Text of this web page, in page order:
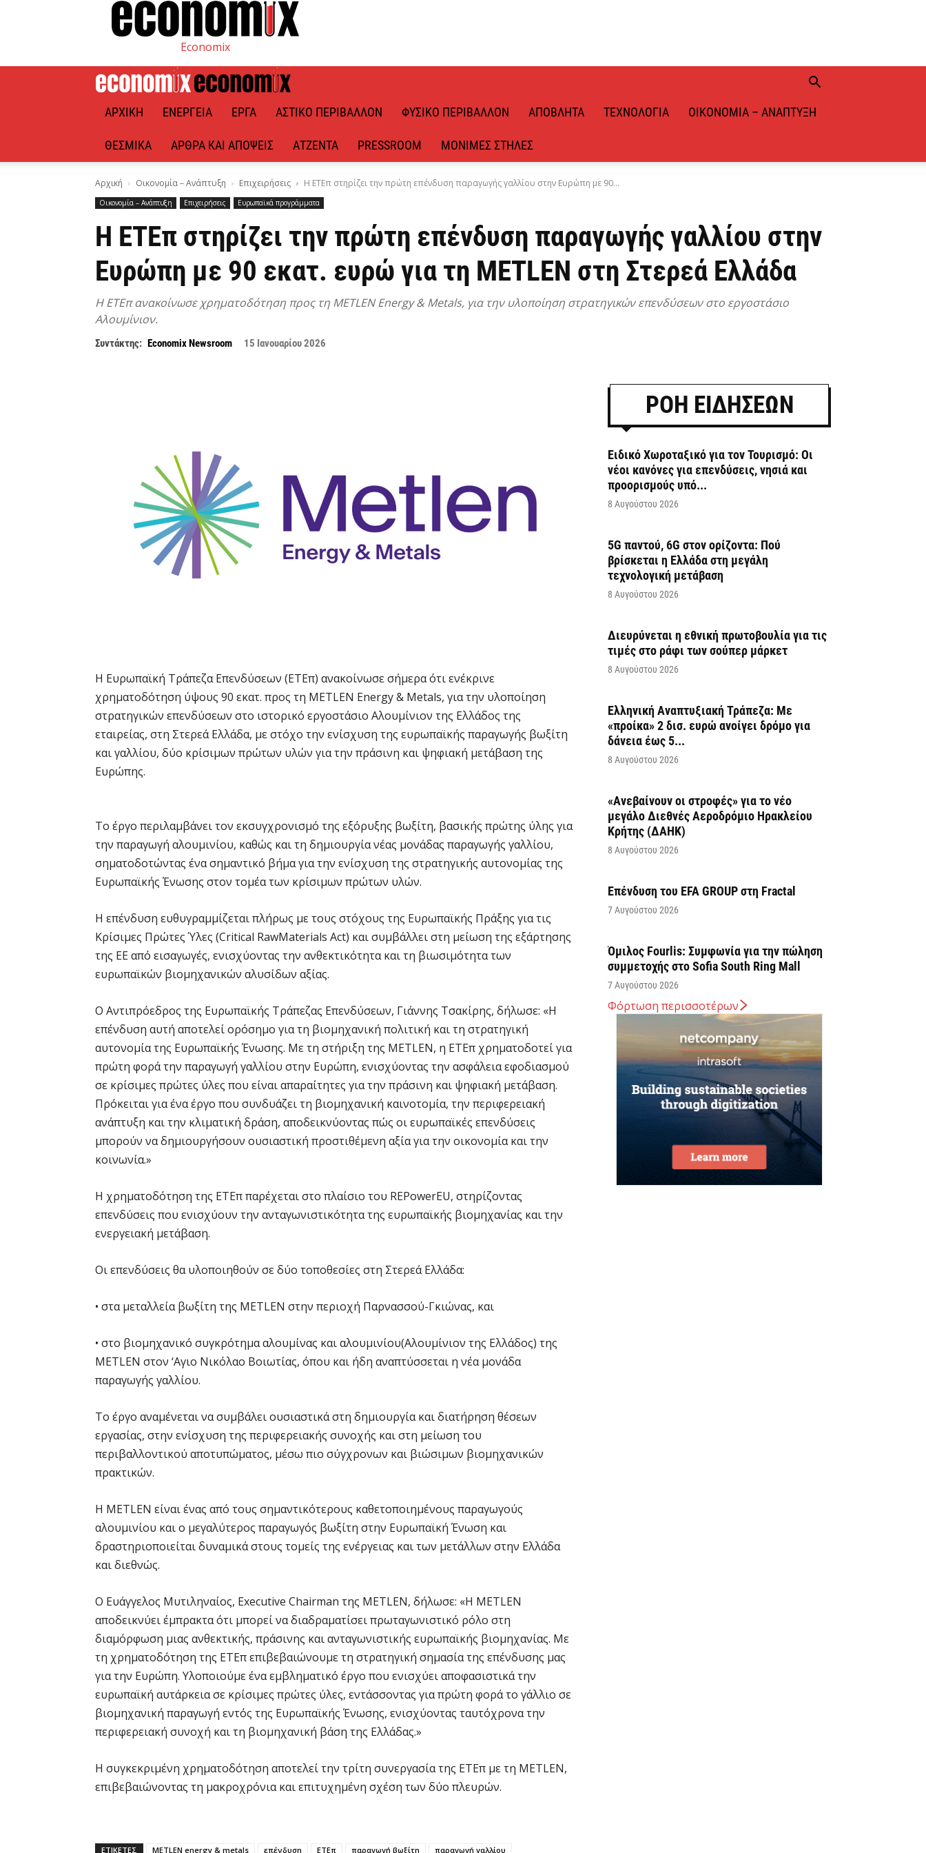
Economix
ΑΡΧΙΚΉ ΕΝΈΡΓΕΙΑ ΈΡΓΑ ΑΣΤΙΚΌ ΠΕΡΙΒΆΛΛΟΝ ΦΥΣΙΚΌ ΠΕΡΙΒΆΛΛΟΝ ΑΠΌΒΛΗΤΑ ΤΕΧΝΟΛΟΓΊΑ ΟΙΚΟΝΟΜΊΑ – ΑΝΆΠΤΥΞΗ
ΘΕΣΜΙΚΆ ΆΡΘΡΑ ΚΑΙ ΑΠΌΨΕΙΣ ΑΤΖΈΝΤΑ PRESSROOM ΜΌΝΙΜΕΣ ΣΤΉΛΕΣ
Αρχική Οικονομία – Ανάπτυξη Επιχειρήσεις Η ΕΤΕπ στηρίζει την πρώτη επένδυση παραγωγής γαλλίου στην Ευρώπη με 90...
Οικονομία – Ανάπτυξη Επιχειρήσεις Ευρωπαϊκά προγράμματα
Η ΕΤΕπ στηρίζει την πρώτη επένδυση παραγωγής γαλλίου στην
Ευρώπη με 90 εκατ. ευρώ για τη METLEN στη Στερεά Ελλάδα
Η ΕΤΕπ ανακοίνωσε χρηματοδότηση προς τη METLEN Energy & Metals, για την υλοποίηση στρατηγικών επενδύσεων στο εργοστάσιο
Αλουμίνιον.
Συντάκτης: Economix Newsroom 15 Ιανουαρίου 2026
Η Ευρωπαϊκή Τράπεζα Επενδύσεων (ΕΤΕπ) ανακοίνωσε σήμερα ότι ενέκρινε
χρηματοδότηση ύψους 90 εκατ. προς τη METLEN Energy & Metals, για την υλοποίηση
στρατηγικών επενδύσεων στο ιστορικό εργοστάσιο Αλουμίνιον της Ελλάδος της
εταιρείας, στη Στερεά Ελλάδα, με στόχο την ενίσχυση της ευρωπαϊκής παραγωγής βωξίτη
και γαλλίου, δύο κρίσιμων πρώτων υλών για την πράσινη και ψηφιακή μετάβαση της
Ευρώπης.
Το έργο περιλαμβάνει τον εκσυγχρονισμό της εξόρυξης βωξίτη, βασικής πρώτης ύλης για
την παραγωγή αλουμινίου, καθώς και τη δημιουργία νέας μονάδας παραγωγής γαλλίου,
σηματοδοτώντας ένα σημαντικό βήμα για την ενίσχυση της στρατηγικής αυτονομίας της
Ευρωπαϊκής Ένωσης στον τομέα των κρίσιμων πρώτων υλών.
Η επένδυση ευθυγραμμίζεται πλήρως με τους στόχους της Ευρωπαϊκής Πράξης για τις
Κρίσιμες Πρώτες Ύλες (Critical RawMaterials Act) και συμβάλλει στη μείωση της εξάρτησης
της ΕΕ από εισαγωγές, ενισχύοντας την ανθεκτικότητα και τη βιωσιμότητα των
ευρωπαϊκών βιομηχανικών αλυσίδων αξίας.
Ο Αντιπρόεδρος της Ευρωπαϊκής Τράπεζας Επενδύσεων, Γιάννης Τσακίρης, δήλωσε: «Η
επένδυση αυτή αποτελεί ορόσημο για τη βιομηχανική πολιτική και τη στρατηγική
αυτονομία της Ευρωπαϊκής Ένωσης. Με τη στήριξη της METLEN, η ΕΤΕπ χρηματοδοτεί για
πρώτη φορά την παραγωγή γαλλίου στην Ευρώπη, ενισχύοντας την ασφάλεια εφοδιασμού
σε κρίσιμες πρώτες ύλες που είναι απαραίτητες για την πράσινη και ψηφιακή μετάβαση.
Πρόκειται για ένα έργο που συνδυάζει τη βιομηχανική καινοτομία, την περιφερειακή
ανάπτυξη και την κλιματική δράση, αποδεικνύοντας πώς οι ευρωπαϊκές επενδύσεις
μπορούν να δημιουργήσουν ουσιαστική προστιθέμενη αξία για την οικονομία και την
κοινωνία.»
Η χρηματοδότηση της ΕΤΕπ παρέχεται στο πλαίσιο του REPowerEU, στηρίζοντας
επενδύσεις που ενισχύουν την ανταγωνιστικότητα της ευρωπαϊκής βιομηχανίας και την
ενεργειακή μετάβαση.
Οι επενδύσεις θα υλοποιηθούν σε δύο τοποθεσίες στη Στερεά Ελλάδα:
• στα μεταλλεία βωξίτη της METLEN στην περιοχή Παρνασσού-Γκιώνας, και
• στο βιομηχανικό συγκρότημα αλουμίνας και αλουμινίου(Αλουμίνιον της Ελλάδος) της
METLEN στον ‘Αγιο Νικόλαο Βοιωτίας, όπου και ήδη αναπτύσσεται η νέα μονάδα
παραγωγής γαλλίου.
Το έργο αναμένεται να συμβάλει ουσιαστικά στη δημιουργία και διατήρηση θέσεων
εργασίας, στην ενίσχυση της περιφερειακής συνοχής και στη μείωση του
περιβαλλοντικού αποτυπώματος, μέσω πιο σύγχρονων και βιώσιμων βιομηχανικών
πρακτικών.
Η METLEN είναι ένας από τους σημαντικότερους καθετοποιημένους παραγωγούς
αλουμινίου και ο μεγαλύτερος παραγωγός βωξίτη στην Ευρωπαϊκή Ένωση και
δραστηριοποιείται δυναμικά στους τομείς της ενέργειας και των μετάλλων στην Ελλάδα
και διεθνώς.
Ο Ευάγγελος Μυτιληναίος, Executive Chairman της METLEN, δήλωσε: «Η METLEN
αποδεικνύει έμπρακτα ότι μπορεί να διαδραματίσει πρωταγωνιστικό ρόλο στη
διαμόρφωση μιας ανθεκτικής, πράσινης και ανταγωνιστικής ευρωπαϊκής βιομηχανίας. Με
τη χρηματοδότηση της ΕΤΕπ επιβεβαιώνουμε τη στρατηγική σημασία της επένδυσης μας
για την Ευρώπη. Υλοποιούμε ένα εμβληματικό έργο που ενισχύει αποφασιστικά την
ευρωπαϊκή αυτάρκεια σε κρίσιμες πρώτες ύλες, εντάσσοντας για πρώτη φορά το γάλλιο σε
βιομηχανική παραγωγή εντός της Ευρωπαϊκής Ένωσης, ενισχύοντας ταυτόχρονα την
περιφερειακή συνοχή και τη βιομηχανική βάση της Ελλάδας.»
Η συγκεκριμένη χρηματοδότηση αποτελεί την τρίτη συνεργασία της ΕΤΕπ με τη METLEN,
επιβεβαιώνοντας τη μακροχρόνια και επιτυχημένη σχέση των δύο πλευρών.
ΕΤΙΚΕΤΕΣ METLEN energy & metals επένδυση ΕΤΕπ παραγωγή βωξίτη παραγωγή γαλλίου
ΡΟΗ ΕΙΔΗΣΕΩΝ
Ειδικό Χωροταξικό για τον Τουρισμό: Οι
νέοι κανόνες για επενδύσεις, νησιά και
προορισμούς υπό...
8 Αυγούστου 2026
5G παντού, 6G στον ορίζοντα: Πού
βρίσκεται η Ελλάδα στη μεγάλη
τεχνολογική μετάβαση
8 Αυγούστου 2026
Διευρύνεται η εθνική πρωτοβουλία για τις
τιμές στο ράφι των σούπερ μάρκετ
8 Αυγούστου 2026
Ελληνική Αναπτυξιακή Τράπεζα: Με
«προίκα» 2 δισ. ευρώ ανοίγει δρόμο για
δάνεια έως 5...
8 Αυγούστου 2026
«Ανεβαίνουν οι στροφές» για το νέο
μεγάλο Διεθνές Αεροδρόμιο Ηρακλείου
Κρήτης (ΔΑΗΚ)
8 Αυγούστου 2026
Επένδυση του EFA GROUP στη Fractal
7 Αυγούστου 2026
Όμιλος Fourlis: Συμφωνία για την πώληση
συμμετοχής στο Sofia South Ring Mall
7 Αυγούστου 2026
Σταύρος Καλαφάτης: «Έχουμε
δημιουργήσει 20.000 νέες θέσεις εργασίας
υψηλής εξειδίκευσης τα τελευταία επτά
χρόνια...
7 Αυγούστου 2026
λεωφορειακές γραμμές που θα ισχύσουν
με τη λειτουργία της επέκτασης...
Φόρτωση περισσοτέρων